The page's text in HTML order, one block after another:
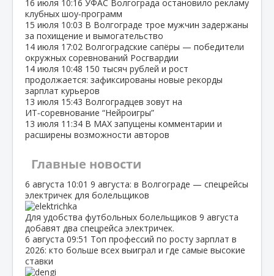
16 июля 10:16 УФАС Волгограда остановило рекламу
клубных шоу‑программ
15 июля 10:03 В Волгограде трое мужчин задержаны
за похищение и вымогательство
14 июля 17:02 Волгоградские сапёры — победители
окружных соревнований Росгвардии
14 июля 10:48 150 тысяч рублей и рост
продолжается: зафиксированы новые рекорды
зарплат курьеров
13 июля 15:43 Волгоградцев зовут на
ИТ‑соревнование “Нейроигры”
13 июля 11:34 В МАХ запущены комментарии и
расширены возможности авторов
Главные новости
6 августа 10:01 9 августа: в Волгограде — спецрейсы
электричек для болельщиков
Для удобства футбольных болельщиков 9 августа
добавят два спецрейса электричек.
6 августа 09:51 Топ профессий по росту зарплат в
2026: кто больше всех выиграл и где самые высокие
ставки